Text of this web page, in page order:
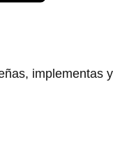
implementas y